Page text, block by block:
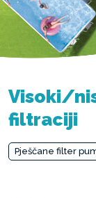
Visoki/
filtraciji
Pješčane filter